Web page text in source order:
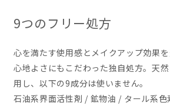
9つのフリー処方
心を満たす使用感とメイクアップ効果
心地よさにもこだわった独自処方。天
用し、以下の9成分は使いません。
石油系界面活性剤 / 鉱物油 / タール系